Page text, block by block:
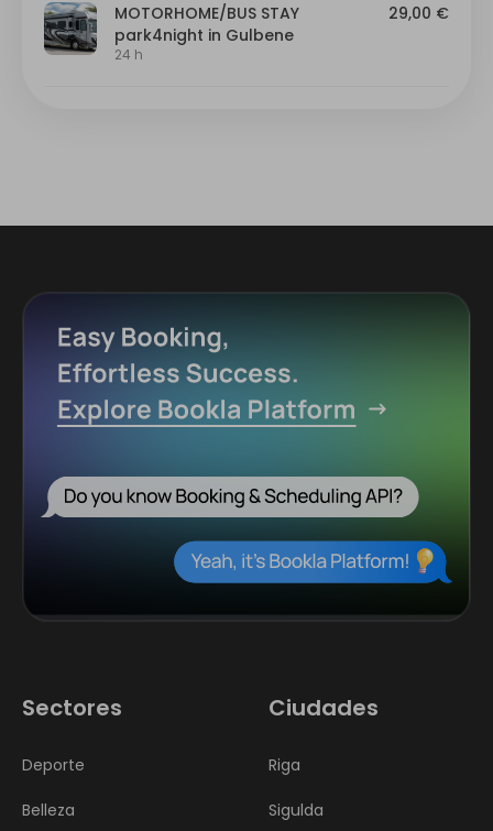
Sectores
Deporte
Belleza
Ciudades
Riga
Sigulda